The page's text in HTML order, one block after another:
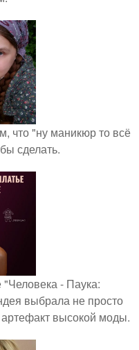
что "ну маникюр то всё
сделать.
- Паука:
выбрала не просто
высокой моды.